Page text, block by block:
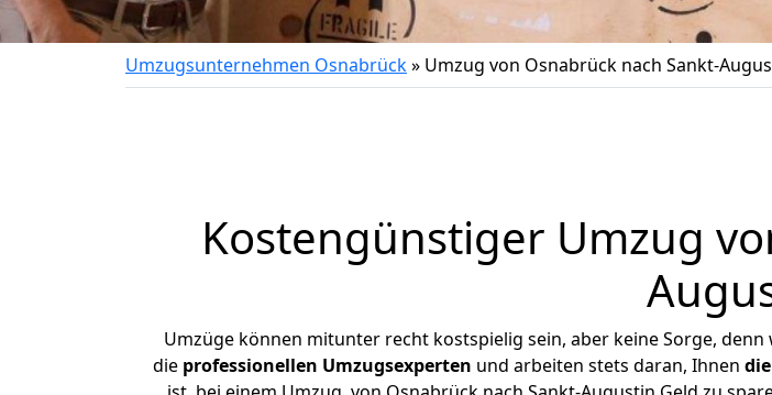
Umzugsunternehmen Osnabrück» Umzug von Osnabrück nach Sankt-
Kostengünstiger Umzug
Umzüge können mitunter recht kostspielig sein, aber keine Sorge, denn
die professionellen Umzugsexperten und arbeiten stets daran, Ihnen